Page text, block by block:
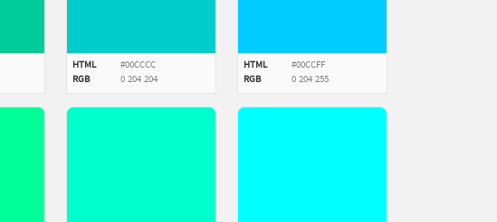
HTML
#00CCCC
RGB
0 204 204
HTML
#00CCFF
RGB
0 204 255